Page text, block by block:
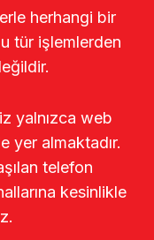
herhangi bir
tür işlemlerden
yalnızca web
yer almaktadır.
telefon
kesinlikle